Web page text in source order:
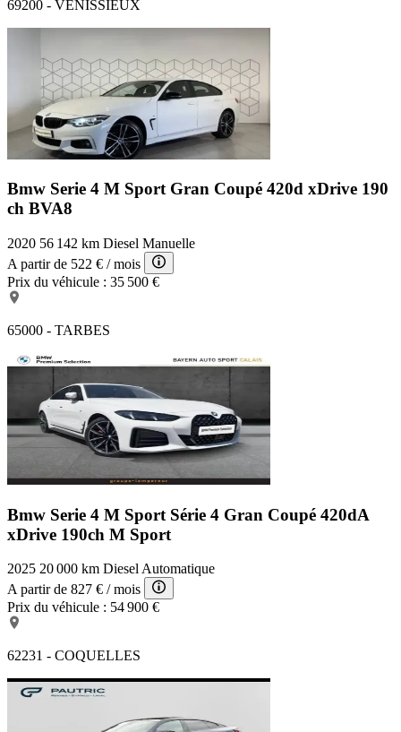
69200 - VENISSIEUX
Bmw Serie 4 M Sport Gran Coupé 420d xDrive 190
ch BVA8
2020 56 142 km Diesel Manuelle
A partir de 522 € / mois
Prix du véhicule : 35 500 €
65000 - TARBES
Bmw Serie 4 M Sport Série 4 Gran Coupé 420dA
xDrive 190ch M Sport
2025 20 000 km Diesel Automatique
A partir de 827 € / mois
Prix du véhicule : 54 900 €
62231 - COQUELLES